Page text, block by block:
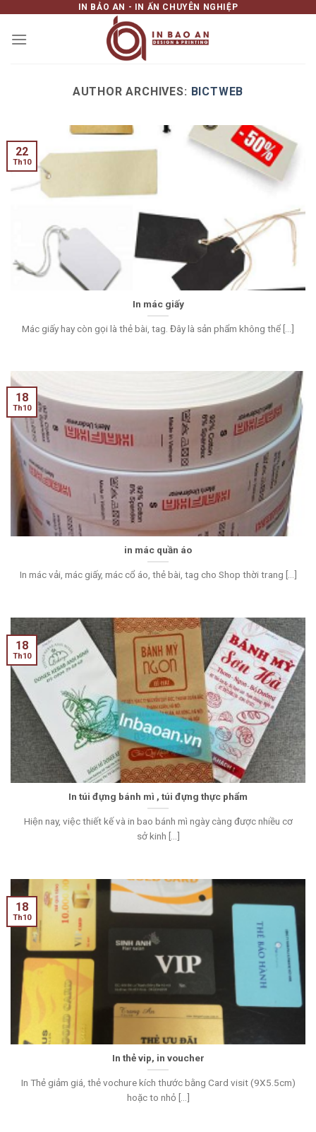
content
IN BẢO AN - IN ẤN CHUYÊN NGHIỆP
AUTHOR ARCHIVES: BICTWEB
In mác giấy
Mác giấy hay còn gọi là thẻ bài, tag. Đây là sản phẩm không thể [...]
22
Th10
in mác quần áo
In mác vải, mác giấy, mác cổ áo, thẻ bài, tag cho Shop thời trang [...]
18
Th10
In túi đựng bánh mì , túi đựng thực phẩm
Hiện nay, việc thiết kế và in bao bánh mì ngày càng được nhiều cơ
sở kinh [...]
18
Th10
In thẻ vip, in voucher
In Thẻ giảm giá, thẻ vochure kích thước bằng Card visit (9X5.5cm)
hoặc to nhỏ [...]
18
Th10